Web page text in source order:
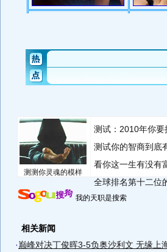
测测你灵魂的模样
测试：2010年你要
测试你的智商到底
看你这一生有没有
全球排名第十二位
我的天职是搜索
相关新闻
·巅峰对决丁俊晖3-5负奥沙利文 无缘上